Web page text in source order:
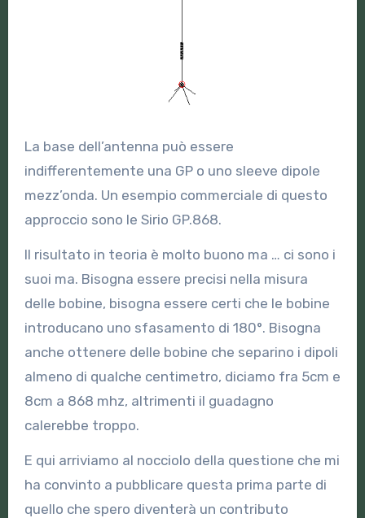
La base dell’antenna può essere
indifferentemente una GP o uno sleeve dipole
mezz’onda. Un esempio commerciale di questo
approccio sono le Sirio GP.868.
Il risultato in teoria è molto buono ma … ci sono i
suoi ma. Bisogna essere precisi nella misura
delle bobine, bisogna essere certi che le bobine
introducano uno sfasamento di 180°. Bisogna
anche ottenere delle bobine che separino i dipoli
almeno di qualche centimetro, diciamo fra 5cm e
8cm a 868 mhz, altrimenti il guadagno
calerebbe troppo.
E qui arriviamo al nocciolo della questione che mi
ha convinto a pubblicare questa prima parte di
quello che spero diventerà un contributo